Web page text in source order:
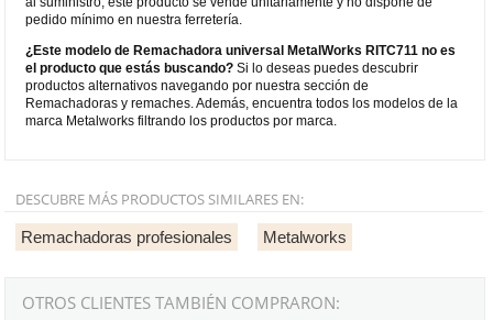
pedido mínimo en nuestra ferretería.
¿Este modelo de Remachadora universal MetalWorks RITC711 no es
el producto que estás buscando? Si lo deseas puedes descubrir
productos alternativos navegando por nuestra sección de
Remachadoras y remaches. Además, encuentra todos los modelos de la
marca Metalworks filtrando los productos por marca.
DESCUBRE MÁS PRODUCTOS SIMILARES EN:
Remachadoras profesionales Metalworks
OTROS CLIENTES TAMBIÉN COMPRARON: